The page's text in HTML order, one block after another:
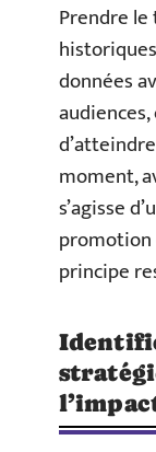
Prendre le
données
audiences,
moment,
s’agisse
promotion
principe